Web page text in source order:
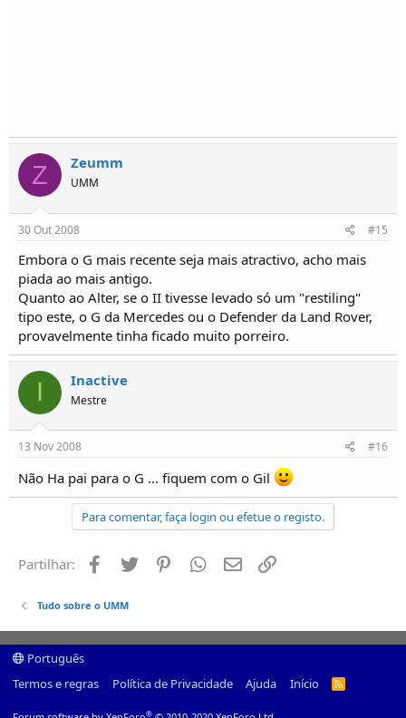
Z Zeumm
UMM
30 Out 2008 #15
Embora o G mais recente seja mais atractivo, acho mais
piada ao mais antigo.
Quanto ao Alter, se o II tivesse levado só um "restiling"
tipo este, o G da Mercedes ou o Defender da Land Rover,
provavelmente tinha ficado muito porreiro.
I Inactive
Mestre
13 Nov 2008 #16
Não Ha pai para o G ... fiquem com o Gil
Para comentar, faça login ou efetue o registo.
Partilhar: Facebook
Twitter PinterestWhatsapp
Email
Tudo sobre o UMM
Português
Termos e regras
Política de Privacidade Ajuda Início
R
®